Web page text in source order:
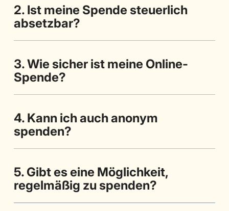
2. Ist meine Spende steuerlich
absetzbar?
3. Wie sicher ist meine Online-
Spende?
4. Kann ich auch anonym
spenden?
5. Gibt es eine Möglichkeit,
regelmäßig zu spenden?